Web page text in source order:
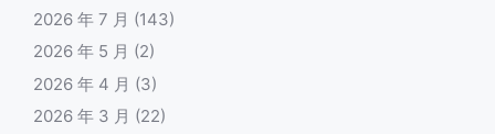
2026 年 7 月 (143)
2026 年 5 月 (2)
2026 年 4 月 (3)
2026 年 3 月 (22)